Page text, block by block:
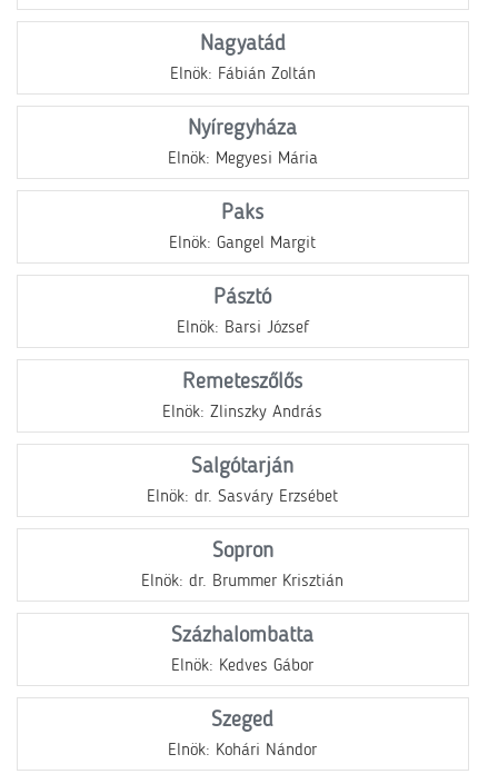
Nagyatád
Elnök: Fábián Zoltán
Nyíregyháza
Elnök: Megyesi Mária
Paks
Elnök: Gangel Margit
Pásztó
Elnök: Barsi József
Remeteszőlős
Elnök: Zlinszky András
Salgótarján
Elnök: dr. Sasváry Erzsébet
Sopron
Elnök: dr. Brummer Krisztián
Százhalombatta
Elnök: Kedves Gábor
Szeged
Elnök: Kohári Nándor